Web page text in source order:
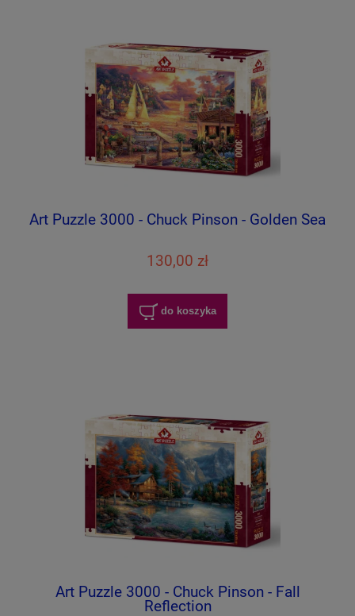
Art Puzzle 3000 - Chuck Pinson - Golden Sea
130,00 zł
do koszyka
Art Puzzle 3000 - Chuck Pinson - Fall
Reflection